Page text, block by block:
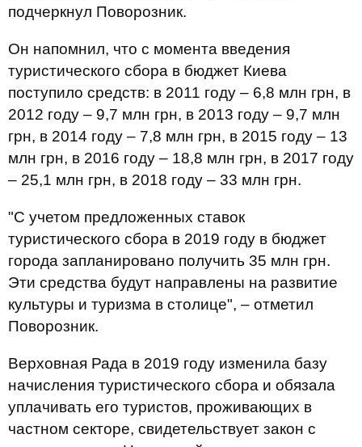
подчеркнул Поворозник.
Он напомнил, что с момента введения
туристического сбора в бюджет Киева
поступило средств: в 2011 году – 6,8 млн грн, в
2012 году – 9,7 млн грн, в 2013 году – 9,7 млн
грн, в 2014 году – 7,8 млн грн, в 2015 году – 13
млн грн, в 2016 году – 18,8 млн грн, в 2017 году
– 25,1 млн грн, в 2018 году – 33 млн грн.
"С учетом предложенных ставок
туристического сбора в 2019 году в бюджет
города запланировано получить 35 млн грн.
Эти средства будут направлены на развитие
культуры и туризма в столице", – отметил
Поворозник.
Верховная Рада в 2019 году изменила базу
начисления туристического сбора и обязала
уплачивать его туристов, проживающих в
частном секторе, свидетельствует закон с